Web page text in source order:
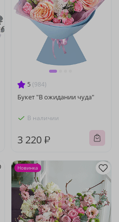
5 (984)
Букет "В ожидании чуда"
В наличии
3 220 ₽
Новинка